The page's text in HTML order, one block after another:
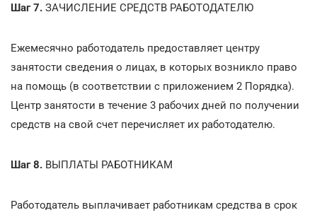
Шаг 7. ЗАЧИСЛЕНИЕ СРЕДСТВ РАБОТОДАТЕЛЮ
Ежемесячно работодатель предоставляет центру
занятости сведения о лицах, в которых возникло право
на помощь (в соответствии с приложением 2 Порядка).
Центр занятости в течение 3 рабочих дней по получении
средств на свой счет перечисляет их работодателю.
Шаг 8. ВЫПЛАТЫ РАБОТНИКАМ
Работодатель выплачивает работникам средства в срок